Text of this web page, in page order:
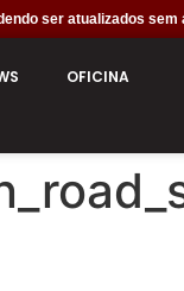
ser atualizados sem
OFICINA